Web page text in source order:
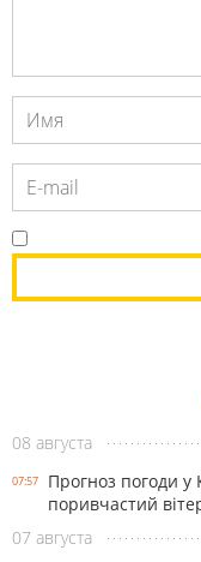
08 августа
07:57
Прогноз погоди у
поривчастий
07 августа